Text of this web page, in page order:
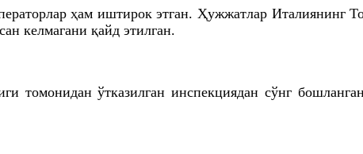
ҳам иштирок этган. Ҳужжатлар Италиянинг
келмагани қайд этилган.
томонидан ўтказилган инспекциядан сўнг